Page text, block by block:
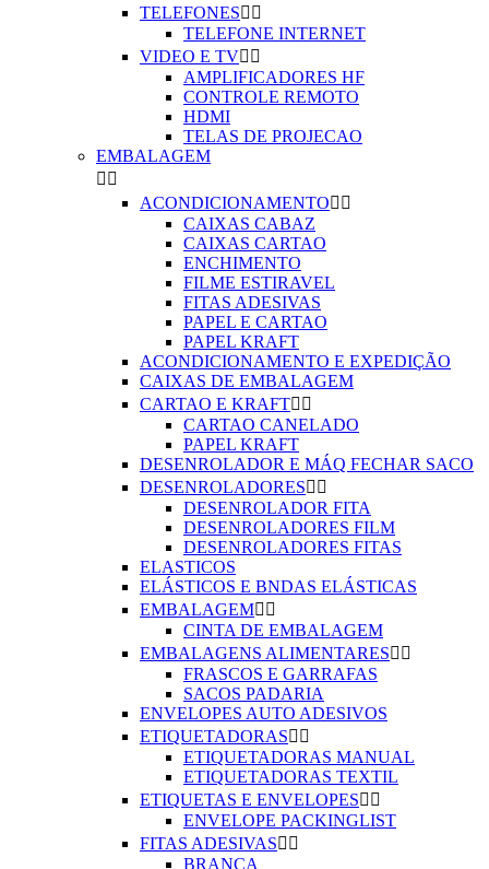
TELEFONES 
TELEFONE INTERNET
VIDEO E TV 
AMPLIFICADORES HF
CONTROLE REMOTO
HDMI
TELAS DE PROJECAO
EMBALAGEM
 
ACONDICIONAMENTO 
CAIXAS CABAZ
CAIXAS CARTAO
ENCHIMENTO
FILME ESTIRAVEL
FITAS ADESIVAS
PAPEL E CARTAO
PAPEL KRAFT
ACONDICIONAMENTO E EXPEDIÇÃO
CAIXAS DE EMBALAGEM
CARTAO E KRAFT 
CARTAO CANELADO
PAPEL KRAFT
DESENROLADOR E MÁQ FECHAR SACO
DESENROLADORES 
DESENROLADOR FITA
DESENROLADORES FILM
DESENROLADORES FITAS
ELASTICOS
ELÁSTICOS E BNDAS ELÁSTICAS
EMBALAGEM 
CINTA DE EMBALAGEM
EMBALAGENS ALIMENTARES 
FRASCOS E GARRAFAS
SACOS PADARIA
ENVELOPES AUTO ADESIVOS
ETIQUETADORAS 
ETIQUETADORAS MANUAL
ETIQUETADORAS TEXTIL
ETIQUETAS E ENVELOPES 
ENVELOPE PACKINGLIST
FITAS ADESIVAS 
BRANCA